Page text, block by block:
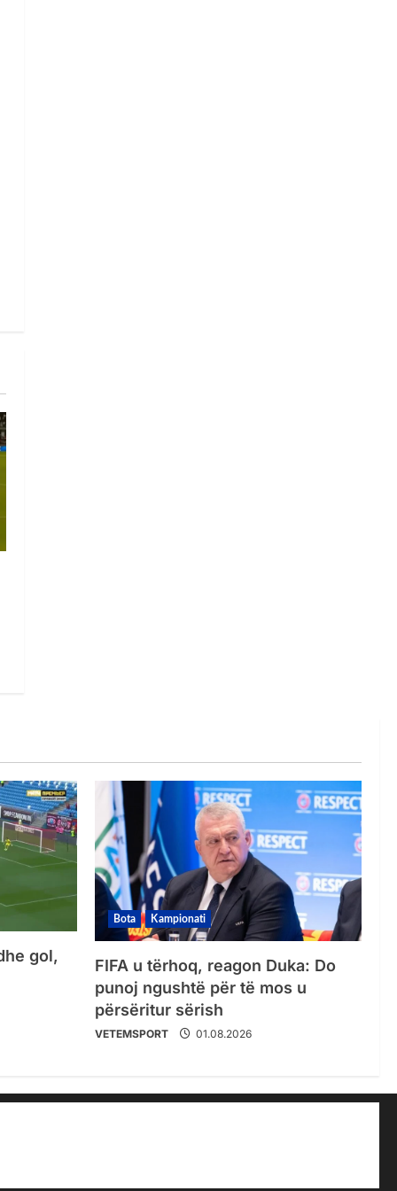
gol,
Bota Kampionati
FIFA u tërhoq, reagon Duka: Do
punoj ngushtë për të mos u
përsëritur sërish
VETEMSPORT 01.08.2026